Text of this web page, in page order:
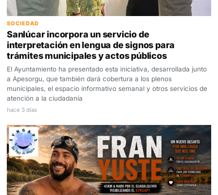
SOCIEDAD
Sanlúcar incorpora un servicio de
interpretación en lengua de signos para
trámites municipales y actos públicos
El Ayuntamiento ha presentado esta iniciativa, desarrollada junto
a Apesorgu, que también dará cobertura a los plenos
municipales, el espacio informativo semanal y otros servicios de
atención a la ciudadanía
hace 3 días